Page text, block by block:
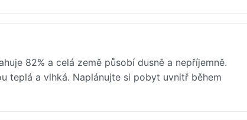
82% a celá země působí dusně a nepříjemně.
teplá a vlhká. Naplánujte si pobyt uvnitř během